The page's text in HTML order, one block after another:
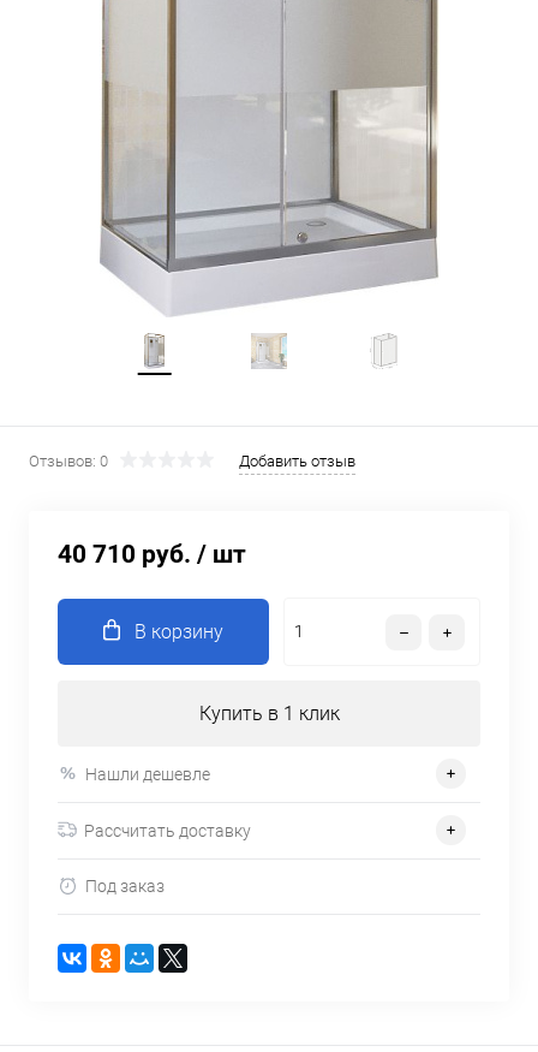
Отзывов: 0 Добавить отзыв
40 710 руб. / шт
В корзину
Купить в 1 клик
Нашли дешевле
Рассчитать доставку
Под заказ